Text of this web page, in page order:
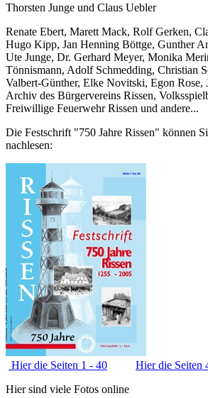
Thorsten Junge und Claus Uebler
Renate Ebert, Marett Mack, Rolf Gerken,
Hugo Kipp, Jan Henning Böttge, Gunther
Ute Junge, Dr. Gerhard Meyer, Monika
Tönnismann, Adolf Schmedding, Christian
Valbert-Günther, Elke Novitski, Egon Rose,
Archiv des Bürgervereins Rissen,
Freiwillige Feuerwehr Rissen und andere...
Die Festschrift "750 Jahre Rissen" können
nachlesen:
Hier die Seiten 1 - 40
Hier die Seiten
Hier sind viele Fotos online